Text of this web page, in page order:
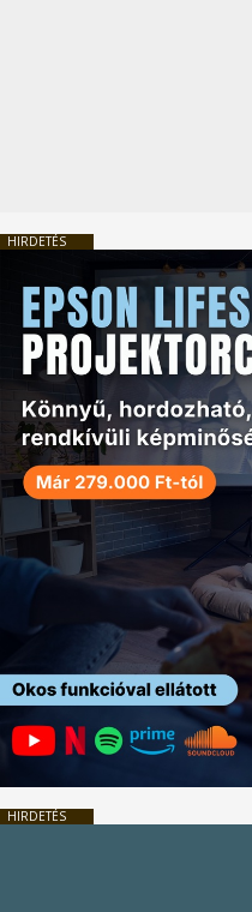
HIRDETÉS
HIRDETÉS